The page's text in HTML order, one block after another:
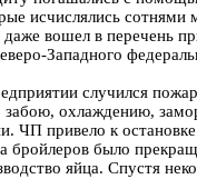
исчислялись сотнями
вошел в перечень
Западного
случился
охлаждению,
ЧП привело к
бройлеров было
яйца. Спустя